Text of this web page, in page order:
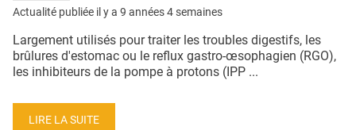
Actualité publiée il y a 9 années 4 semaines
Largement utilisés pour traiter les troubles digestifs, les
brûlures d'estomac ou le reflux gastro-œsophagien (RGO),
les inhibiteurs de la pompe à protons (IPP ...
LIRE LA SUITE